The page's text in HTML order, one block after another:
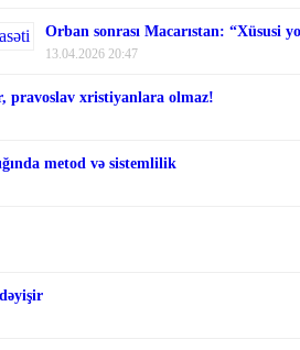
Orban sonrası Macarıstan: “Xüsusi
13.04.2026 20:47
pravoslav xristiyanlara olmaz!
metod və sistemlilik